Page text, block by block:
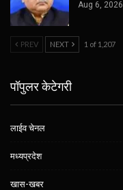
Aug 6, 2026
PREV NEXT 1 of 1,207
पॉपुलर केटेगरी
लाईव चेनल
मध्यप्रदेश
खास-खबर